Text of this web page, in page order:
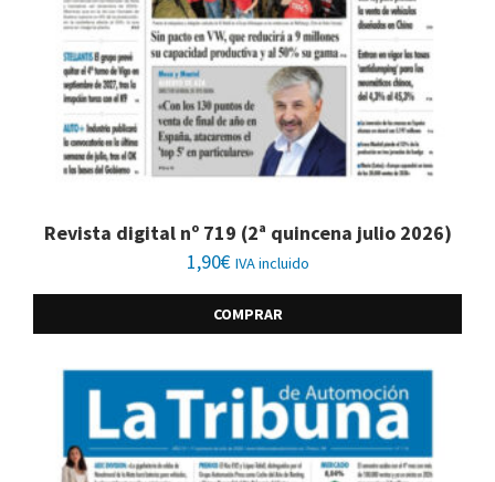
Revista digital nº 719 (2ª quincena julio 2026)
1,90€ IVA incluido
COMPRAR